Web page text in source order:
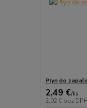
Plyn do
2,49 €/ks
2,02 € bez DPH